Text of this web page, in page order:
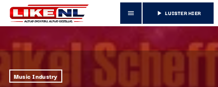
menu play_arrow LUISTER HIER
Music Industry